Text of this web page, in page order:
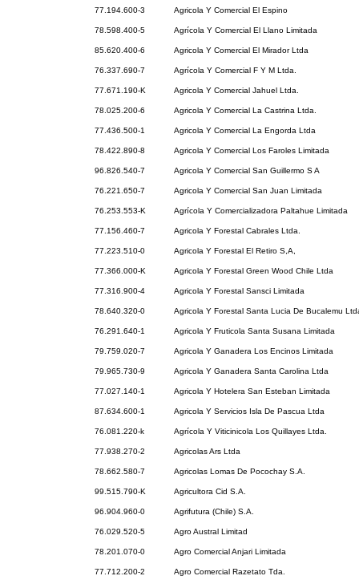
77.194.600-3 Agricola Y Comercial El Espino
78.598.400-5 Agrícola Y Comercial El Llano Limitada
85.620.400-6 Agricola Y Comercial El Mirador Ltda
76.337.690-7 Agrícola Y Comercial F Y M Ltda.
77.671.190-K Agricola Y Comercial Jahuel Ltda.
78.025.200-6 Agricola Y Comercial La Castrina Ltda.
77.436.500-1 Agricola Y Comercial La Engorda Ltda
78.422.890-8 Agricola Y Comercial Los Faroles Limitada
96.826.540-7 Agricola Y Comercial San Guillermo S A
76.221.650-7 Agricola Y Comercial San Juan Limitada
76.253.553-K Agrícola Y Comercializadora Paltahue Limitada
77.156.460-7 Agricola Y Forestal Cabrales Ltda.
77.223.510-0 Agricola Y Forestal El Retiro S,A,
77.366.000-K Agricola Y Forestal Green Wood Chile Ltda
77.316.900-4 Agricola Y Forestal Sansci Limitada
78.640.320-0 Agricola Y Forestal Santa Lucia De Bucalemu
76.291.640-1 Agricola Y Fruticola Santa Susana Limitada
79.759.020-7 Agricola Y Ganadera Los Encinos Limitada
79.965.730-9 Agricola Y Ganadera Santa Carolina Ltda
77.027.140-1 Agricola Y Hotelera San Esteban Limitada
87.634.600-1 Agricola Y Servicios Isla De Pascua Ltda
76.081.220-k Agrícola Y Viticinicola Los Quillayes Ltda.
77.938.270-2 Agricolas Ars Ltda
78.662.580-7 Agricolas Lomas De Pocochay S.A.
99.515.790-K Agricultora Cid S.A.
96.904.960-0 Agrifutura (Chile) S.A.
76.029.520-5 Agro Austral Limitad
78.201.070-0 Agro Comercial Anjari Limitada
77.712.200-2 Agro Comercial Razetato Tda.